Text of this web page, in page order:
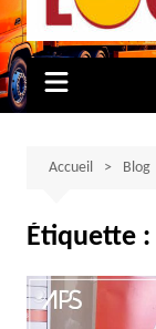
Accueil Blog
Étiquette :